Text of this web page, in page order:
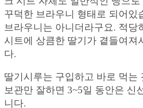
꾸덕한 브라우니 형태로 되어있
브라우니는 아니더라구요. 적당
시트에 상큼한 딸기가 곁들여져
다.
딸기시루는 구입하고 바로 먹는
보관만 잘하면 3~5일 동안은 신
니다.